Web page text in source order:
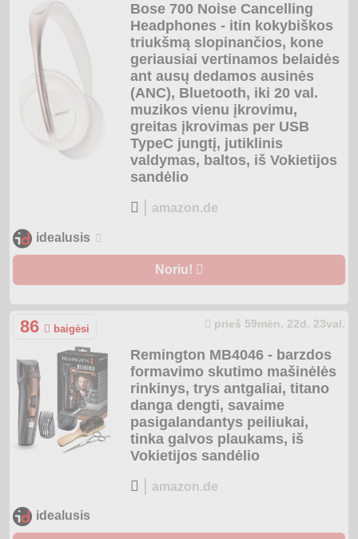
Bose 700 Noise Cancelling
Headphones - itin kokybiškos
triukšmą slopinančios, kone
geriausiai vertinamos belaidės
ant ausų dedamos ausinės
(ANC), Bluetooth, iki 20 val.
muzikos vienu įkrovimu,
greitas įkrovimas per USB
TypeC jungtį, jutiklinis
valdymas, baltos, iš Vokietijos
sandėlio
amazon.de
idealusis
Noriu!
86 baigėsi prieš 59mėn. 22d. 23val.
Remington MB4046 - barzdos
formavimo skutimo mašinėlės
rinkinys, trys antgaliai, titano
danga dengti, savaime
pasigalandantys peiliukai,
tinka galvos plaukams, iš
Vokietijos sandėlio
| amazon.de
idealusis